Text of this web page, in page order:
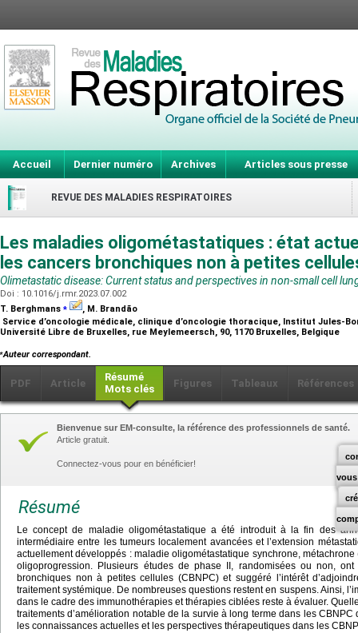
Accueil Dernier numéro Archives Articles sous presse
REVUE DES MALADIES RESPIRATOIRES
Les maladies oligométastatiques : état
les cancers bronchiques non à petites
Olimetastatic disease: Current status and perspectives in non-small cell
Doi : 10.1016/j.rmr.2023.07.002
T. Berghmans ⁎
, M. Brandão
Service d’oncologie médicale, clinique d’oncologie thoracique, Institut Jules-
Université Libre de Bruxelles, rue Meylemeersch, 90, 1170 Bruxelles, Belgique
⁎Auteur correspondant.
PDF Article
Résumé
Mots clés
Figures Tableaux Références
vous
Bienvenue sur EM-consulte, la référence des professionnels de santé.
Article gratuit.
Connectez-vous pour en bénéficier!
Résumé
Le concept de maladie oligométastatique a été introduit à la fin des
intermédiaire entre les tumeurs localement avancées et l’extension
actuellement développés : maladie oligométastatique synchrone,
oligoprogression. Plusieurs études de phase II, randomisées ou non,
bronchiques non à petites cellules (CBNPC) et suggéré l’intérêt
traitement systémique. De nombreuses questions restent en suspens. Ainsi,
dans le cadre des immunothérapies et thérapies ciblées reste à évaluer.
traitements d’amélioration notable de la survie à long terme dans les
les connaissances actuelles et les perspectives thérapeutiques dans les